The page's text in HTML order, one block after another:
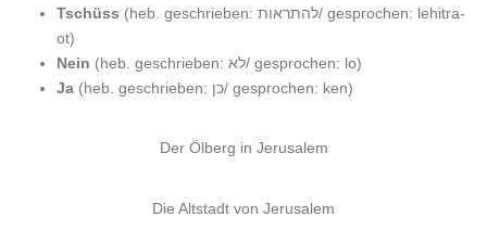
Tschüss (heb. geschrieben: להתראות/ gesprochen: lehitra-
ot)
Nein
(heb. geschrieben: לא/ gesprochen: lo)
Ja
(heb. geschrieben: כן/ gesprochen: ken)
Der Ölberg in Jerusalem
Die Altstadt von Jerusalem